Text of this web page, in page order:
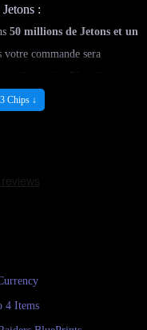
:
50 millions de Jetons et un
votre commande sera
d'atteindre 50 millions si
avoir passé votre
changer votre mot de passe
Chips ↓
4 Items